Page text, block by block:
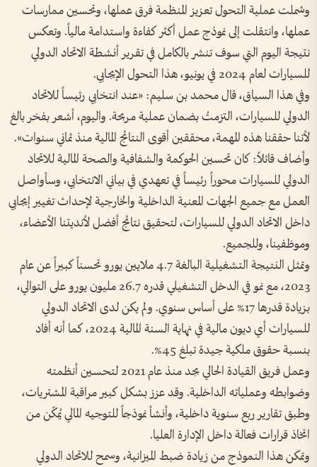
وشملت عملية التحول تعزيز المنظمة فرق عملها، وتحسين ممارسات
عملها، وانتقلت إلى نموذج عمل أكثر كفاءة واستدامة مالياً. وتعكس
نتيجة اليوم التي سوف تنشر بالكامل في تقرير أنشطة الاتحاد الدولي
للسيارات لعام 2024 في يونيو، هذا التحول الإيجابي.
وفي هذا السياق، قال محمد بن سليم: «عند انتخابي رئيساً للاتحاد
الدولي للسيارات، التزمتُ بضمان عملية مربحة. واليوم، أشعر بفخر بالغ
لأننا حققنا هذه المهمة، محققين أقوى النتائج المالية منذ ثماني سنوات».
وأضاف قائلاً: كان تحسين الحوكمة والشفافية والصحة المالية للاتحاد
الدولي للسيارات محوراً رئيساً في تعهدي في بياني الانتخابي، وسأواصل
العمل مع جميع الجهات المعنية الداخلية والخارجية لإحداث تغيير إيجابي
داخل الاتحاد الدولي للسيارات، لتحقيق نتائج أفضل لأنديتنا الأعضاء،
وموظفينا، وللجميع.
وتمثل النتيجة التشغيلية البالغة 4.7 ملايين يورو تحسناً كبيراً عن عام
2023، مع نمو في الدخل التشغيلي قدره 26.7 مليون يورو على التوالي،
بزيادة قدرها 17% على أساس سنوي. ولم يكن لدى الاتحاد الدولي
للسيارات أي ديون مالية في نهاية السنة المالية 2024، كما أنه أفاد
بنسبة حقوق ملكية جيدة تبلغ 45%.
وعمل فريق القيادة الحالي بجد منذ عام 2021 لتحسين أنظمته
وضوابطه وعملياته الداخلية. وقد عزز بشكل كبير مراقبة المشتريات،
وطبق تقارير ربع سنوية داخلية، وأنشأ نموذجاً للتوجيه المالي يُمكّن من
اتخاذ قرارات فعالة داخل الإدارة العليا.
وتمكن هذا النموذج من زيادة ضبط الميزانية، وسمح للاتحاد الدولي